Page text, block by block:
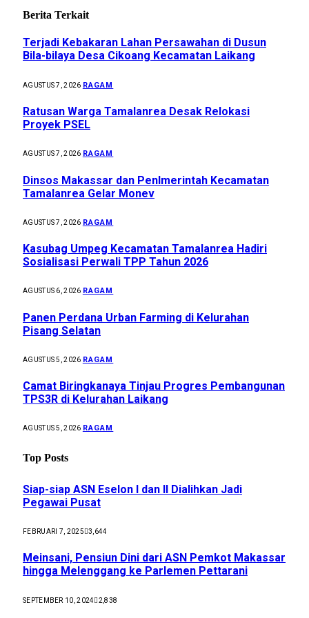
Berita Terkait
Terjadi Kebakaran Lahan Persawahan di Dusun
Bila-bilaya Desa Cikoang Kecamatan Laikang
AGUSTUS 7, 2026 RAGAM
Ratusan Warga Tamalanrea Desak Relokasi
Proyek PSEL
AGUSTUS 7, 2026 RAGAM
Dinsos Makassar dan Penlmerintah Kecamatan
Tamalanrea Gelar Monev
AGUSTUS 7, 2026 RAGAM
Kasubag Umpeg Kecamatan Tamalanrea Hadiri
Sosialisasi Perwali TPP Tahun 2026
AGUSTUS 6, 2026 RAGAM
Panen Perdana Urban Farming di Kelurahan
Pisang Selatan
AGUSTUS 5, 2026 RAGAM
Camat Biringkanaya Tinjau Progres Pembangunan
TPS3R di Kelurahan Laikang
AGUSTUS 5, 2026 RAGAM
Top Posts
Siap-siap ASN Eselon I dan II Dialihkan Jadi
Pegawai Pusat
FEBRUARI 7, 2025 3,644
Meinsani, Pensiun Dini dari ASN Pemkot Makassar
hingga Melenggang ke Parlemen Pettarani
SEPTEMBER 10, 2024 2,838